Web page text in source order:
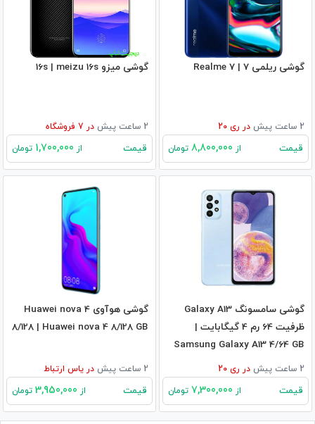
گوشی ریلمی 7 | Realme 7
2 ساعت پیش در ری 20
قیمت از تومان
گوشی میزو 16s | meizu 16s
2 ساعت پیش در فروشگاه
قیمت از تومان
گوشی سامسونگ Galaxy A13
ظرفیت 64 رم 4 گیگابایت |
Samsung Galaxy A13 4/64 GB
2 ساعت پیش در ری 20
قیمت از تومان
گوشی هوآوی Huawei nova 4
8/128 | Huawei nova 4 8/128 GB
2 ساعت پیش در یاس ارتباط
قیمت از تومان